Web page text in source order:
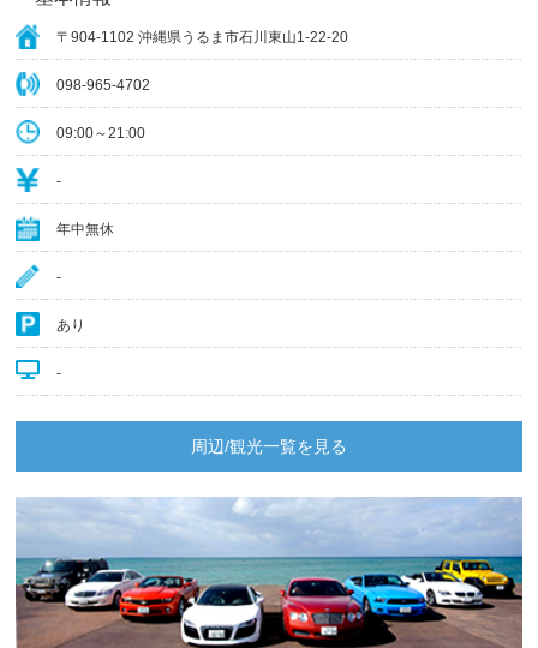
〒904-1102 沖縄県うるま市石川東山1-22-20
098-965-4702
09:00～21:00
‐
年中無休
‐
あり
‐
周辺/観光一覧を見る